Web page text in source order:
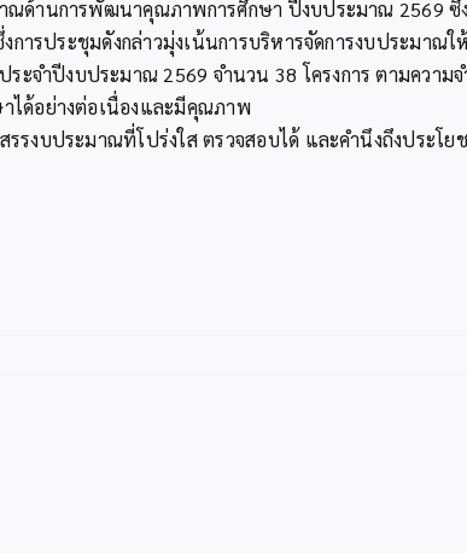
ด้านการพัฒนาคุณภาพการศึกษา ปีงบประมาณ 2569 ซึ่ง
รประชุมดังกล่าวมุ่งเน้นการบริหารจัดการงบประมาณใ
จำปีงบประมาณ 2569 จำนวน 38 โครงการ ตามความ
ได้อย่างต่อเนื่องและมีคุณภาพ
รงบประมาณที่โปร่งใส ตรวจสอบได้ และคำนึงถึงประโ